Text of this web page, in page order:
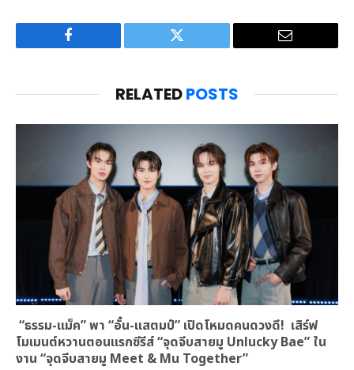
Facebook Twitter Email
RELATEDPOSTS
“ธรรม-แม็ค” พา “อั๋น-แสตมป์” เปิดโหมดคนดวงดี! เสิร์ฟ
โมเมนต์หวานตอนแรกซีรีส์ “จุดจีบสายมู Unlucky Bae” ใน
งาน “จุดจีบสายมู Meet & Mu Together”